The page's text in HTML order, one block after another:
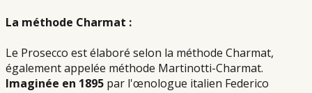
La méthode Charmat :
Le Prosecco est élaboré selon la méthode Charmat,
également appelée méthode Martinotti-Charmat.
Imaginée en 1895 par l'œnologue italien Federico